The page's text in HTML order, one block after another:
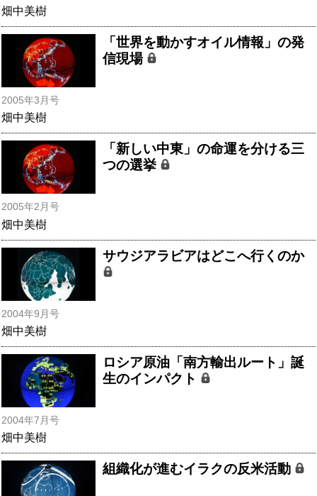
畑中美樹
「世界を動かすオイル情報」の発
信現場
2005年3月号
畑中美樹
「新しい中東」の命運を分ける三
つの選挙
2005年2月号
畑中美樹
サウジアラビアはどこへ行くのか
2004年9月号
畑中美樹
ロシア原油「南方輸出ルート」誕
生のインパクト
2004年7月号
畑中美樹
組織化が進むイラクの反米活動